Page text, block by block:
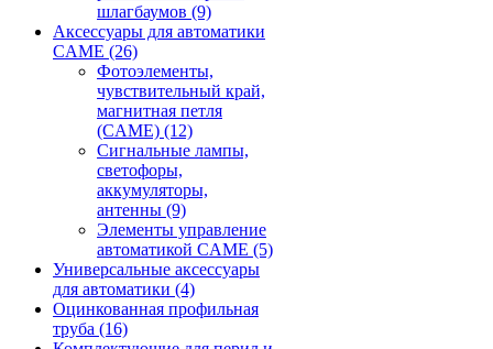
шлагбаумов (9)
Аксессуары для автоматики
CAME (26)
Фотоэлементы,
чувствительный край,
магнитная петля
(CAME) (12)
Сигнальные лампы,
светофоры,
аккумуляторы,
антенны (9)
Элементы управление
автоматикой CAME (5)
Универсальные аксессуары
для автоматики (4)
Оцинкованная профильная
труба (16)